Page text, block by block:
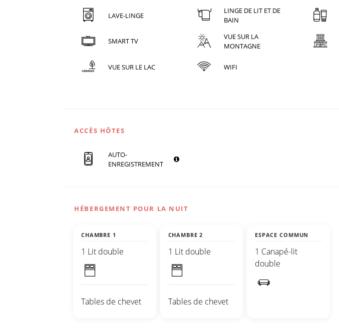
LAVE-LINGE
LINGE DE LIT ET DE
BAIN
SMART TV
VUE SUR LA
MONTAGNE
VUE SUR LE LAC WIFI
ACCÈS HÔTES
AUTO-
ENREGISTREMENT
HÉBERGEMENT POUR LA NUIT
CHAMBRE 1
1 Lit double
Tables de chevet
CHAMBRE 2
1 Lit double
Tables de chevet
ESPACE COMMUN
1 Canapé-lit
double